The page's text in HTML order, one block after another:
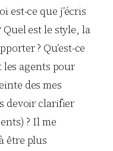
est-ce que j’écris
Quel est le style, la
? Qu’est-ce
les agents pour
des mes
devoir clarifier
? Il me
être plus